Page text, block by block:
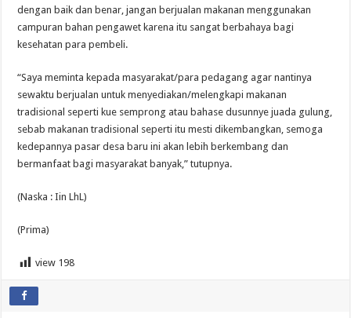
dengan baik dan benar, jangan berjualan makanan menggunakan
campuran bahan pengawet karena itu sangat berbahaya bagi
kesehatan para pembeli.
“Saya meminta kepada masyarakat/para pedagang agar nantinya
sewaktu berjualan untuk menyediakan/melengkapi makanan
tradisional seperti kue semprong atau bahase dusunnye juada gulung,
sebab makanan tradisional seperti itu mesti dikembangkan, semoga
kedepannya pasar desa baru ini akan lebih berkembang dan
bermanfaat bagi masyarakat banyak,” tutupnya.
(Naska : Iin LhL)
(Prima)
view 198